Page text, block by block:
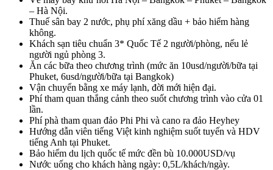
– Hà Nội.
Thuế sân bay 2 nước, phụ phí xăng dầu + bảo hiểm hàng
không.
Khách sạn tiêu chuẩn 3* Quốc Tế 2 người/phòng, nếu lẻ
người ngủ phòng 3.
Ăn các bữa theo chương trình (mức ăn 10usd/người/bữa tại
Phuket, 6usd/người/bữa tại Bangkok)
Vận chuyển bằng xe máy lạnh, đời mới hiện đại.
Phí tham quan thắng cảnh theo suốt chương trình vào cửa 01
lần.
Phí phà tham quan đảo Phi Phi và cano ra đảo Heyhey
Hướng dẫn viên tiếng Việt kinh nghiệm suốt tuyến và HDV
tiếng Anh tại Phuket.
Bảo hiểm du lịch quốc tế mức đền bù 10.000USD/vụ
Nước uống cho khách hàng ngày: 0,5L/khách/ngày.